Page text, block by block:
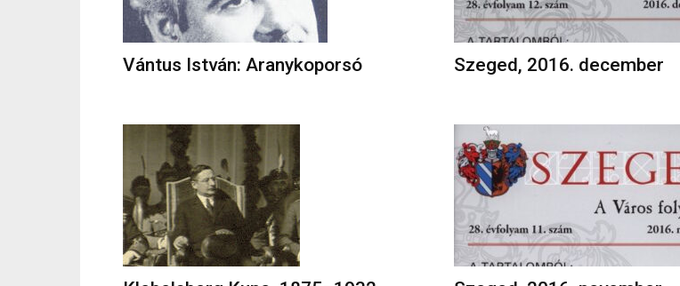
Vántus István: Aranykoporsó Szeged, 2016. december